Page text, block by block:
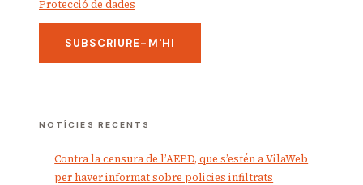
Protecció de dades
NOTÍCIES RECENTS
Contra la censura de l’AEPD, que s’estén a VilaWeb
per haver informat sobre policies infiltrats